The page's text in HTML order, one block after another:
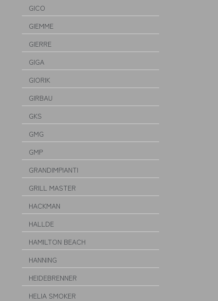
GICO
GIEMME
GIERRE
GIGA
GIORIK
GIRBAU
GKS
GMG
GMP
GRANDIMPIANTI
GRILL MASTER
HACKMAN
HALLDE
HAMILTON BEACH
HANNING
HEIDEBRENNER
HELIA SMOKER